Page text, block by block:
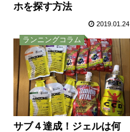
ホを探す方法
2019.01.24
ランニングコラム
サブ４達成！ジェルは何